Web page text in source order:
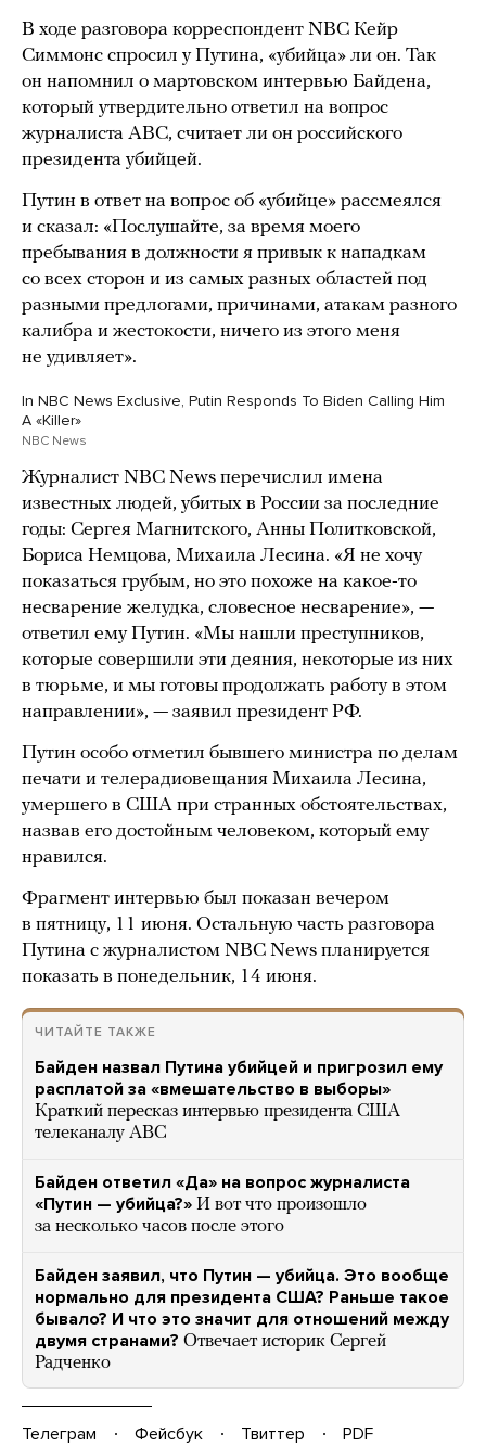
В ходе разговора корреспондент NBC Кейр
Симмонс спросил у Путина, «убийца» ли он. Так
он напомнил о мартовском интервью Байдена,
который утвердительно ответил на вопрос
журналиста ABC, считает ли он российского
президента убийцей.
Путин в ответ на вопрос об «убийце» рассмеялся
и сказал: «Послушайте, за время моего
пребывания в должности я привык к нападкам
со всех сторон и из самых разных областей под
разными предлогами, причинами, атакам разного
калибра и жестокости, ничего из этого меня
не удивляет».
In NBC News Exclusive, Putin Responds To Biden Calling Him
A «Killer»
NBC News
Журналист NBC News перечислил имена
известных людей, убитых в России за последние
годы: Сергея Магнитского, Анны Политковской,
Бориса Немцова, Михаила Лесина. «Я не хочу
показаться грубым, но это похоже на какое-то
несварение желудка, словесное несварение», —
ответил ему Путин. «Мы нашли преступников,
которые совершили эти деяния, некоторые из них
в тюрьме, и мы готовы продолжать работу в этом
направлении», — заявил президент РФ.
Путин особо отметил бывшего министра по делам
печати и телерадиовещания Михаила Лесина,
умершего в США при странных обстоятельствах,
назвав его достойным человеком, который ему
нравился.
Фрагмент интервью был показан вечером
в пятницу, 11 июня. Остальную часть разговора
Путина с журналистом NBC News планируется
показать в понедельник, 14 июня.
ЧИТАЙТЕ ТАКЖЕ
Байден назвал Путина убийцей и пригрозил ему
расплатой за «вмешательство в выборы»
Краткий пересказ интервью президента США
телеканалу ABC
Байден ответил «Да» на вопрос журналиста
«Путин — убийца?» И вот что произошло
за несколько часов после этого
Байден заявил, что Путин — убийца. Это вообще
нормально для президента США? Раньше такое
бывало? И что это значит для отношений между
двумя странами? Отвечает историк Сергей
Радченко
Телеграм Фейсбук Твиттер
PDF